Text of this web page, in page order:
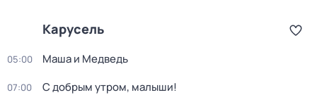
Карусель
05:00 Маша и Медведь
07:00 С добрым утром, малыши!